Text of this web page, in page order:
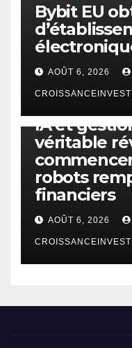
Bybit EU
AOÛT 6, 2026
IA et
véritable
robots
financiers
AOÛT 6, 2026